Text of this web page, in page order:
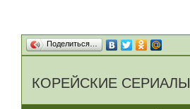
Поделиться…
КОРЕЙСКИЕ СЕРИАЛЫ